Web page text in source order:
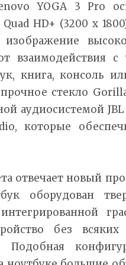
YOGA 3 Pro
HD+ (3200 x
изображение
взаимодействия
книга, консоль
стекло
аудиосистемой
которые
отвечает новый
оборудован
без
Подобная